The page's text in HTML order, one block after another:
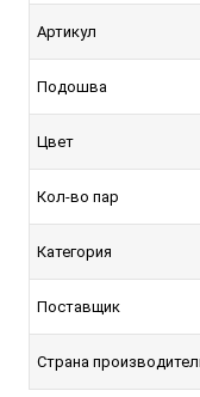
Артикул
Подошва
Цвет
Кол-во пар
Категория
Поставщик
Страна